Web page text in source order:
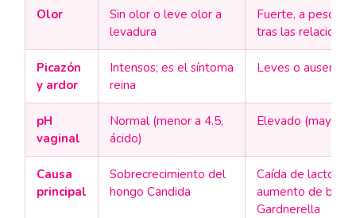
Olor
Sin olor o leve olor a
levadura
Fuerte, a
tras las
Picazón
y ardor
Intensos; es el síntoma
reina
Leves o ausentes
pH
vaginal
Normal (menor a 4.5,
ácido)
Elevado (mayor a
Causa
principal
Sobrecrecimiento del
hongo Candida
Caída de
aumento de
Gardnerella